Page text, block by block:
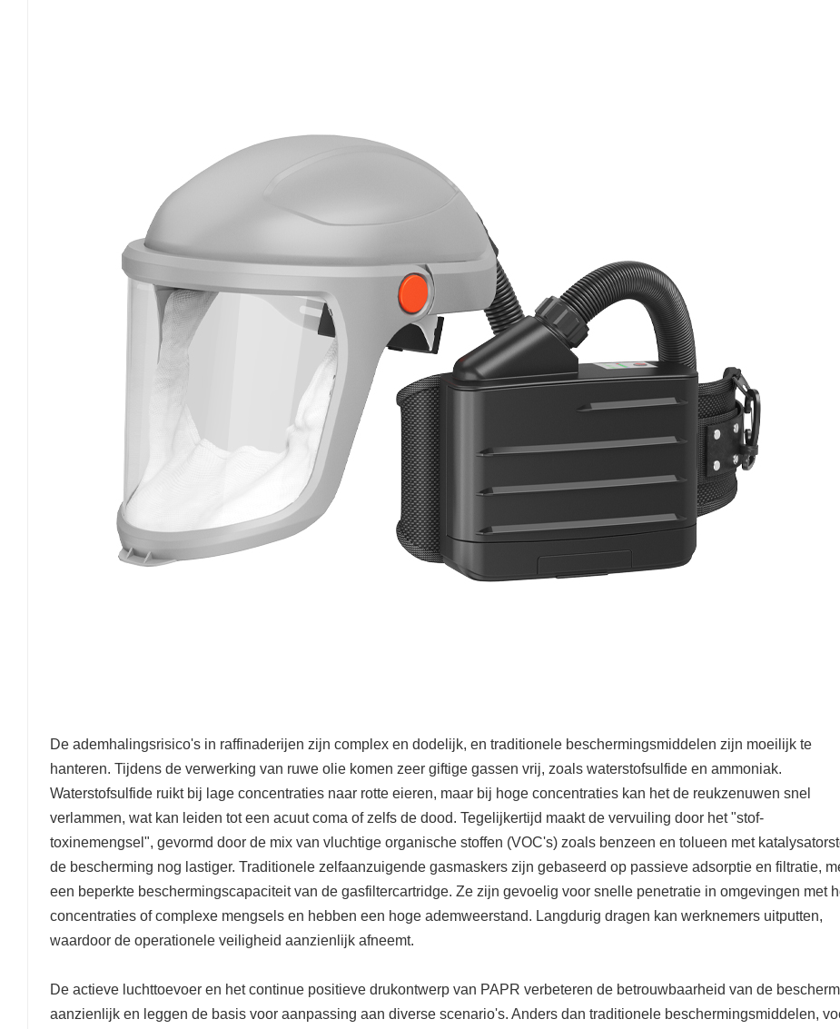
De ademhalingsrisico's in raffinaderijen zijn complex en dodelijk, en traditionele beschermingsmiddelen zijn moeilijk te
hanteren. Tijdens de verwerking van ruwe olie komen zeer giftige gassen vrij, zoals waterstofsulfide en ammoniak.
Waterstofsulfide ruikt bij lage concentraties naar rotte eieren, maar bij hoge concentraties kan het de reukzenuwen snel
verlammen, wat kan leiden tot een acuut coma of zelfs de dood. Tegelijkertijd maakt de vervuiling door het "stof-
toxinemengsel", gevormd door de mix van vluchtige organische stoffen (VOC's) zoals benzeen en tolueen met
de bescherming nog lastiger. Traditionele zelfaanzuigende gasmaskers zijn gebaseerd op passieve adsorptie en filtratie,
een beperkte beschermingscapaciteit van de gasfiltercartridge. Ze zijn gevoelig voor snelle penetratie in omgevingen met
concentraties of complexe mengsels en hebben een hoge ademweerstand. Langdurig dragen kan werknemers uitputten,
waardoor de operationele veiligheid aanzienlijk afneemt.
De actieve luchttoevoer en het continue positieve drukontwerp van PAPR verbeteren de betrouwbaarheid van de
aanzienlijk en leggen de basis voor aanpassing aan diverse scenario's. Anders dan traditionele beschermingsmiddelen,